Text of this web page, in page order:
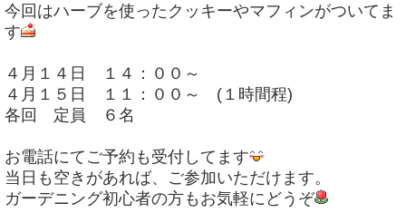
今回はハーブを使ったクッキーやマフィンがついてま
す
４月１４日 １４：００～
４月１５日 １１：００～ (１時間程)
各回 定員 ６名
お電話にてご予約も受付してます
当日も空きがあれば、ご参加いただけます。
ガーデニング初心者の方もお気軽にどうぞ